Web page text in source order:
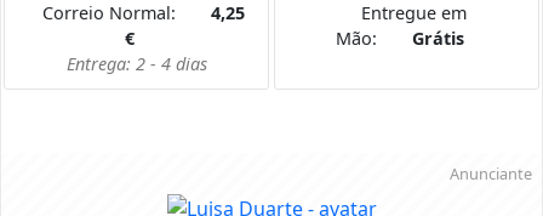
Correio Normal:
4,25
€
Entrega: 2 - 4 dias
Entregue em
Mão:
Grátis
Anunciante